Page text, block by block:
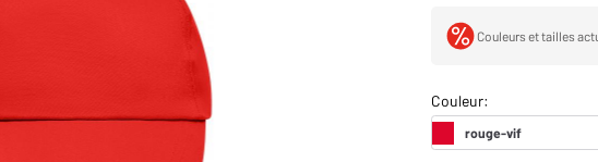
Couleurs et tailles